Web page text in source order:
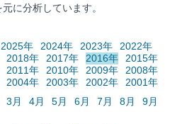
に分析しています。
2025年 2024年 2023年
2022年
2018年 2017年 2016年
2015年
2011年 2010年 2009年
2008年
2004年 2003年 2002年
2001年
3月 4月 5月 6月 7月 8月
9月